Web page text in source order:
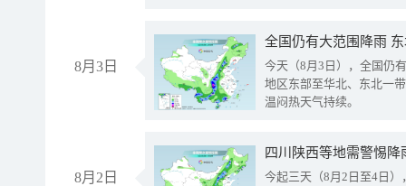
8月3日
全国仍有大范围降雨
今天（8月3日），全国仍
地区东部至华北、东北一
温闷热天气持续。
8月2日
今起三天（8月2日至4日